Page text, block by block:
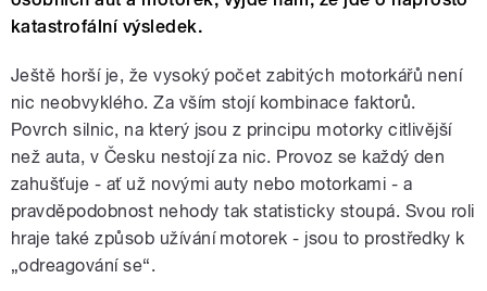
katastrofální výsledek.
Ještě horší je, že vysoký počet zabitých motorkářů není
nic neobvyklého. Za vším stojí kombinace faktorů.
Povrch silnic, na který jsou z principu motorky citlivější
než auta, v Česku nestojí za nic. Provoz se každý den
zahušťuje - ať už novými auty nebo motorkami - a
pravděpodobnost nehody tak statisticky stoupá. Svou roli
hraje také způsob užívání motorek - jsou to prostředky k
„odreagování se“.